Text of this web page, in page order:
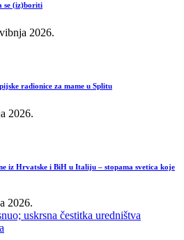
se (iz)boriti
2026.
radionice za mame u Splitu
2026.
iz Hrvatske i BiH u Italiju – stopama svetica koje
2026.